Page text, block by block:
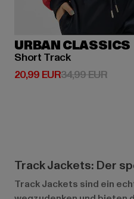
URBAN CLASSICS
Short Track
20,99 EUR
Derzeitiger Preis: 20,99 EUR
34,99 EUR
Track Jackets: Der
Track Jackets sind ein